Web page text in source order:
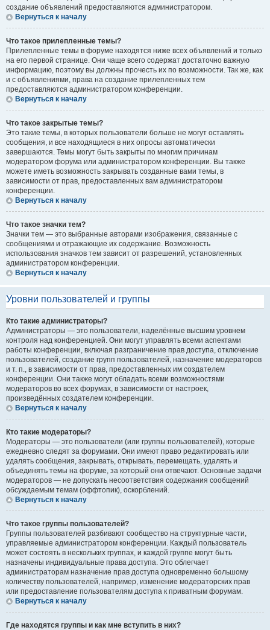
создание объявлений предоставляются администратором.
Вернуться к началу
Что такое прилепленные темы?
Прилепленные темы в форуме находятся ниже всех объявлений и только
на его первой странице. Они чаще всего содержат достаточно важную
информацию, поэтому вы должны прочесть их по возможности. Так же, как
и с объявлениями, права на создание прилепленных тем
предоставляются администратором конференции.
Вернуться к началу
Что такое закрытые темы?
Это такие темы, в которых пользователи больше не могут оставлять
сообщения, и все находящиеся в них опросы автоматически
завершаются. Темы могут быть закрыты по многим причинам
модератором форума или администратором конференции. Вы также
можете иметь возможность закрывать созданные вами темы, в
зависимости от прав, предоставленных вам администратором
конференции.
Вернуться к началу
Что такое значки тем?
Значки тем — это выбранные авторами изображения, связанные с
сообщениями и отражающие их содержание. Возможность
использования значков тем зависит от разрешений, установленных
администратором конференции.
Вернуться к началу
Уровни пользователей и группы
Кто такие администраторы?
Администраторы — это пользователи, наделённые высшим уровнем
контроля над конференцией. Они могут управлять всеми аспектами
работы конференции, включая разграничение прав доступа, отключение
пользователей, создание групп пользователей, назначение модераторов
и т. п., в зависимости от прав, предоставленных им создателем
конференции. Они также могут обладать всеми возможностями
модераторов во всех форумах, в зависимости от настроек,
произведённых создателем конференции.
Вернуться к началу
Кто такие модераторы?
Модераторы — это пользователи (или группы пользователей), которые
ежедневно следят за форумами. Они имеют право редактировать или
удалять сообщения, закрывать, открывать, перемещать, удалять и
объединять темы на форуме, за который они отвечают. Основные задачи
модераторов — не допускать несоответствия содержания сообщений
обсуждаемым темам (оффтопик), оскорблений.
Вернуться к началу
Что такое группы пользователей?
Группы пользователей разбивают сообщество на структурные части,
управляемые администратором конференции. Каждый пользователь
может состоять в нескольких группах, и каждой группе могут быть
назначены индивидуальные права доступа. Это облегчает
администраторам назначение прав доступа одновременно большому
количеству пользователей, например, изменение модераторских прав
или предоставление пользователям доступа к приватным форумам.
Вернуться к началу
Где находятся группы и как мне вступить в них?